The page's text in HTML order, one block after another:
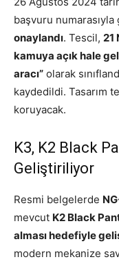
başvuru
onaylandı. Tescil, 21
kamuya açık hale
aracı” olarak
kaydedildi. Tasarım
koruyacak.
K3, K2 Black
Geliştiriliyor
Resmi belgelerde
mevcut K2 Black
alması hedefiyle
modern mekanize